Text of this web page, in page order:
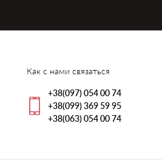
Как с нами связаться
+38(097) 054 00 74
+38(099) 369 59 95
+38(063) 054 00 74